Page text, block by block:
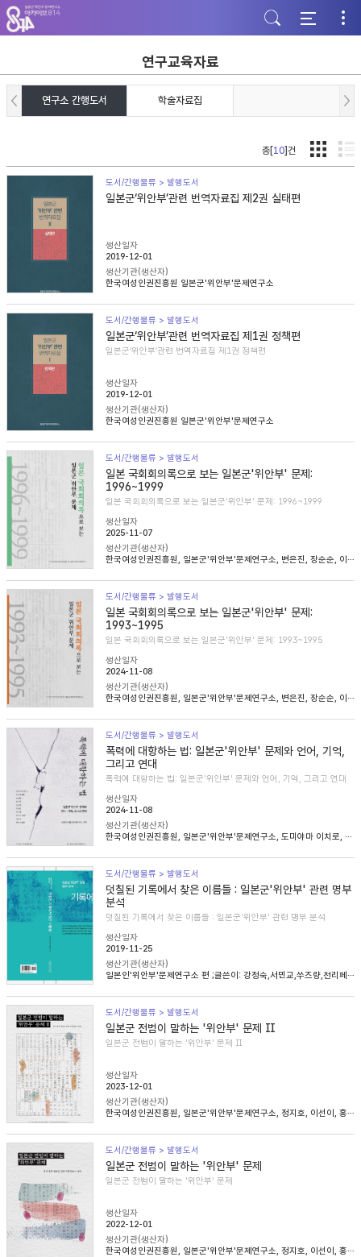
주
메
뉴
가
기
본
문
바
기
하
단
바
기
연구교육자료
연구소 간행도서 학술자료집
총[10]건
도서/간행물류 > 발행도서
일본군‘위안부’관련 번역자료집 제2권 실태편
생산일자
2019-12-01
생산기관(생산자)
한국여성인권진흥원 일본군'위안부'문제연구소
도서/간행물류 > 발행도서
일본군‘위안부’관련 번역자료집 제1권 정책편
일본군‘위안부’관련 번역자료집 제1권 정책편
생산일자
2019-12-01
생산기관(생산자)
한국여성인권진흥원 일본군'위안부'문제연구소
도서/간행물류 > 발행도서
일본 국회회의록으로 보는 일본군'위안부' 문제:
1996~1999
일본 국회회의록으로 보는 일본군'위안부' 문제: 1996~1999
생산일자
2025-11-07
생산기관(생산자)
한국여성인권진흥원, 일본군'위안부'문제연구소, 변은진, 장순순, 이태규, 심아정
도서/간행물류 > 발행도서
일본 국회회의록으로 보는 일본군'위안부' 문제:
1993~1995
일본 국회회의록으로 보는 일본군'위안부' 문제: 1993~1995
생산일자
2024-11-08
생산기관(생산자)
한국여성인권진흥원, 일본군'위안부'문제연구소, 변은진, 장순순, 이태준, 조경희
도서/간행물류 > 발행도서
폭력에 대항하는 법: 일본군'위안부' 문제와 언어, 기억,
그리고 연대
폭력에 대항하는 법: 일본군'위안부' 문제와 언어, 기억, 그리고 연대
생산일자
2024-11-08
생산기관(생산자)
한국여성인권진흥원, 일본군'위안부'문제연구소, 도미야마 이치로, 니콜라 헨리, 송혜림, 문지희, 임우경, 임경화, 심아정, 마치다 타카시, 정용숙, 헬렌 스캔런
도서/간행물류 > 발행도서
덧칠된 기록에서 찾은 이름들 : 일본군'위안부' 관련 명부
분석
덧칠된 기록에서 찾은 이름들 : 일본군'위안부' 관련 명부 분석
생산일자
2019-11-25
생산기관(생산자)
일본인'위안부'문제연구소 편 ;글쓴이: 강정숙,서민교,쑤즈량,천리페이,윤명숙,최종길,한혜인
도서/간행물류 > 발행도서
일본군 전범이 말하는 '위안부' 문제 Ⅱ
일본군 전범이 말하는 '위안부' 문제 Ⅱ
생산일자
2023-12-01
생산기관(생산자)
한국여성인권진흥원, 일본군'위안부'문제연구소, 정지호, 이선이, 홍영미, 김승래
도서/간행물류 > 발행도서
일본군 전범이 말하는 '위안부' 문제
일본군 전범이 말하는 '위안부' 문제
생산일자
2022-12-01
생산기관(생산자)
한국여성인권진흥원, 일본군'위안부'문제연구소, 정지호, 이선이, 홍영미, 김승래